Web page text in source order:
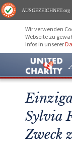
AUSGEZEICHNET.org
Wir verwenden
Webseite zu
Infos in unserer
Sylvia
Zweck